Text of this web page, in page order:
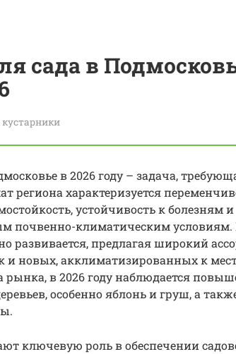
сада в
в 2026 году – задача,
региона характеризуется
устойчивость к болезням и
почвенно-климатическим
развивается, предлагая широкий
и новых, акклиматизированных к
в 2026 году наблюдается
особенно яблонь и груш, а
ключевую роль в обеспечении